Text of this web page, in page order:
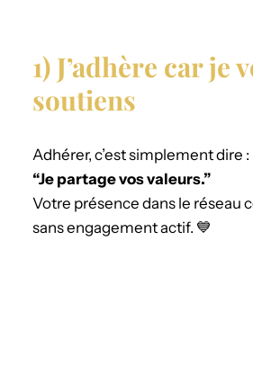
1) J’adhère car je
soutiens
Adhérer, c’est simplement dire :
“Je partage vos valeurs.”
Votre présence dans le réseau
sans engagement actif. 💙